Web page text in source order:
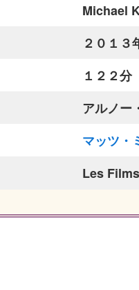
Michael
２０１３
１２２分
アルノー
マッツ・
Les